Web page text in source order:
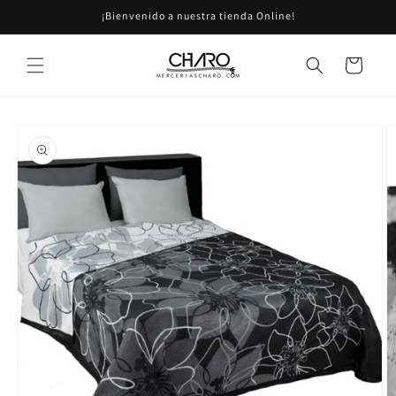
al contenido
¡Bienvenido a nuestra tienda Online!
Carrito
a la
información
del producto